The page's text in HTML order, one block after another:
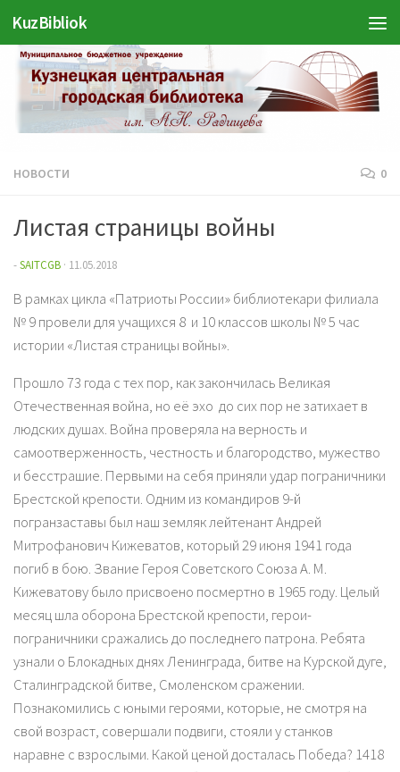
Перейти к содержимому
KuzBibliok
НОВОСТИ 0
Листая страницы войны
-SAITCGB · 11.05.2018
В рамках цикла «Патриоты России» библиотекари филиала
№ 9 провели для учащихся 8 и 10 классов школы № 5 час
истории «Листая страницы войны».
Прошло 73 года с тех пор, как закончилась Великая
Отечественная война, но её эхо до сих пор не затихает в
людских душах. Война проверяла на верность и
самоотверженность, честность и благородство, мужество
и бесстрашие. Первыми на себя приняли удар пограничники
Брестской крепости. Одним из командиров 9-й
погранзаставы был наш земляк лейтенант Андрей
Митрофанович Кижеватов, который 29 июня 1941 года
погиб в бою. Звание Героя Советского Союза А. М.
Кижеватову было присвоено посмертно в 1965 году. Целый
месяц шла оборона Брестской крепости, герои-
пограничники сражались до последнего патрона. Ребята
узнали о Блокадных днях Ленинграда, битве на Курской дуге,
Сталинградской битве, Смоленском сражении.
Познакомились с юными героями, которые, не смотря на
свой возраст, совершали подвиги, стояли у станков
наравне с взрослыми. Какой ценой досталась Победа? 1418